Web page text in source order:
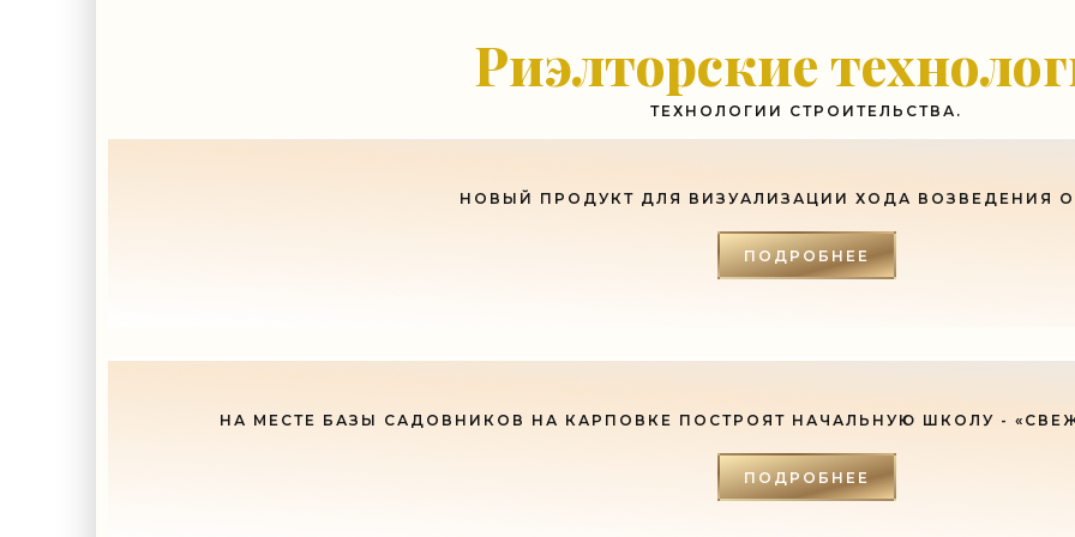
-- Люблю давать советы и очень не люблю, когда их дают мне.
Риэлторские
ТЕХНОЛОГИИ СТРОИТЕЛЬСТВА.
НОВЫЙ ПРОДУКТ ДЛЯ ВИЗУАЛИЗАЦИИ ХОДА ВОЗВЕДЕНИЯ
ПОДРОБНЕЕ
НА МЕСТЕ БАЗЫ САДОВНИКОВ НА КАРПОВКЕ ПОСТРОЯТ НАЧАЛЬНУЮ ШКОЛУ -
ПОДРОБНЕЕ